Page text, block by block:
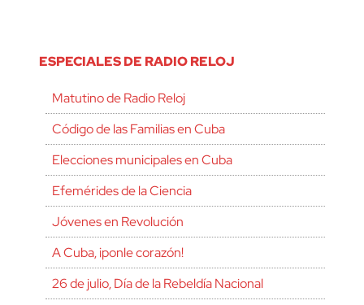
ESPECIALES DE RADIO RELOJ
Matutino de Radio Reloj
Código de las Familias en Cuba
Elecciones municipales en Cuba
Efemérides de la Ciencia
Jóvenes en Revolución
A Cuba, ¡ponle corazón!
26 de julio, Día de la Rebeldía Nacional